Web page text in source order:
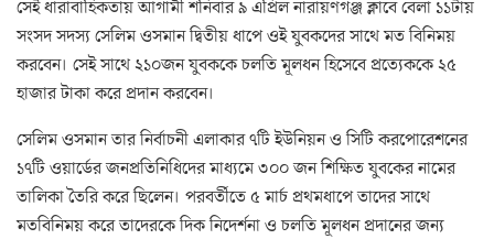
সেই ধারাবাহিকতায় আগামী শনিবার ৯ এপ্রিল নারায়ণগঞ্জ ক্লাবে বেলা ১১টায়
সংসদ সদস্য সেলিম ওসমান দ্বিতীয় ধাপে ওই যুবকদের সাথে মত বিনিময়
করবেন। সেই সাথে ২১০জন যুবককে চলতি মূলধন হিসেবে প্রত্যেককে ২৫
হাজার টাকা করে প্রদান করবেন।
সেলিম ওসমান তার নির্বাচনী এলাকার ৭টি ইউনিয়ন ও সিটি করপোরেশনের
১৭টি ওয়ার্ডের জনপ্রতিনিধিদের মাধ্যমে ৩০০ জন শিক্ষিত যুবকের নামের
তালিকা তৈরি করে ছিলেন। পরবর্তীতে ৫ মার্চ প্রথমধাপে তাদের সাথে
মতবিনিময় করে তাদেরকে দিক নিদের্শনা ও চলতি মূলধন প্রদানের জন্য